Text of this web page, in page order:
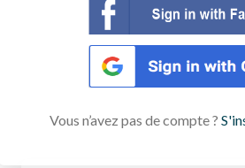
Vous n’avez pas de compte ?